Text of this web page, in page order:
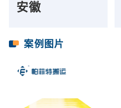
安徽
案例图片